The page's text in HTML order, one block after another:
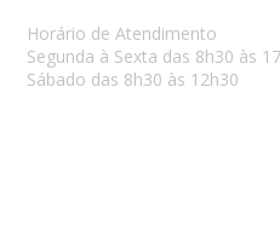
Horário de Atendimento
Segunda à Sexta das 8h30 às
Sábado das 8h30 às 12h30